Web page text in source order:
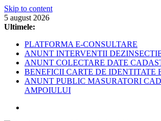
Skip to content
5 august 2026
Ultimele:
PLATFORMA E-CONSULTARE
ANUNT INTERVENTII
ANUNT COLECTARE DATE
BENEFICII CARTE DE IDENTITATE
ANUNT PUBLIC MASURATORI
AMPOIULUI